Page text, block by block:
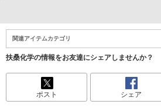
関連アイテムカテゴリ
扶桑化学の情報をお友達にシェアしませんか？
ポスト シェア